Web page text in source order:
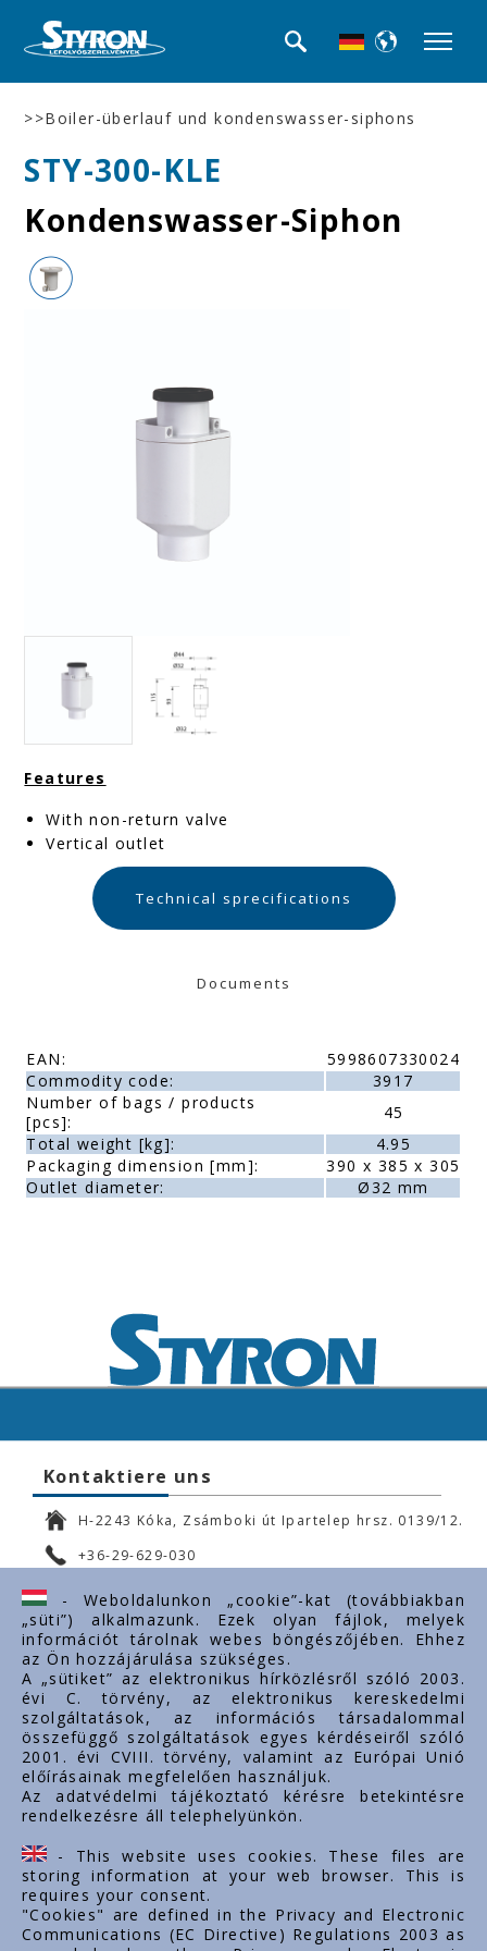
>>Boiler-überlauf und kondenswasser-siphons
STY-300-KLE
Kondenswasser-Siphon
Features
With non-return valve
Vertical outlet
Technical sprecifications
Documents
EAN:
5998607330024
Commodity code:
3917
Number of bags / products
[pcs]:
45
Total weight [kg]:
4.95
Packaging dimension [mm]:
390 x 385 x 305
Outlet diameter:
Ø32 mm
Kontaktiere uns
H-2243 Kóka, Zsámboki út Ipartelep hrsz. 0139/12.
+36-29-629-030
ertekesites@styron.hu
export@styron.hu
www.styron.hu
Important links
Über uns
Dokumente
Kontakt
Karriere
- Weboldalunkon „cookie”-kat (továbbiakban
„süti”) alkalmazunk. Ezek olyan fájlok, melyek
információt tárolnak webes böngészőjében. Ehhez
az Ön hozzájárulása szükséges.
A „sütiket” az elektronikus hírközlésről szóló 2003.
évi C. törvény, az elektronikus kereskedelmi
szolgáltatások, az információs társadalommal
összefüggő szolgáltatások egyes kérdéseiről szóló
2001. évi CVIII. törvény, valamint az Európai Unió
előírásainak megfelelően használjuk.
Az adatvédelmi tájékoztató kérésre betekintésre
rendelkezésre áll telephelyünkön.
- This website uses cookies. These files are
storing information at your web browser. This is
requires your consent.
"Cookies" are defined in the Privacy and Electronic
Communications (EC Directive) Regulations 2003 as